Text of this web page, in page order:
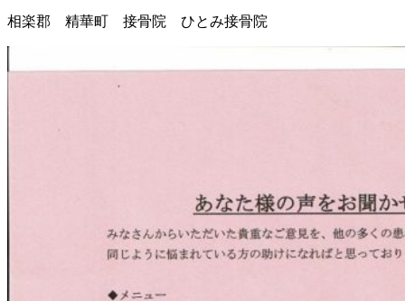
相楽郡 精華町 接骨院 ひとみ接骨院